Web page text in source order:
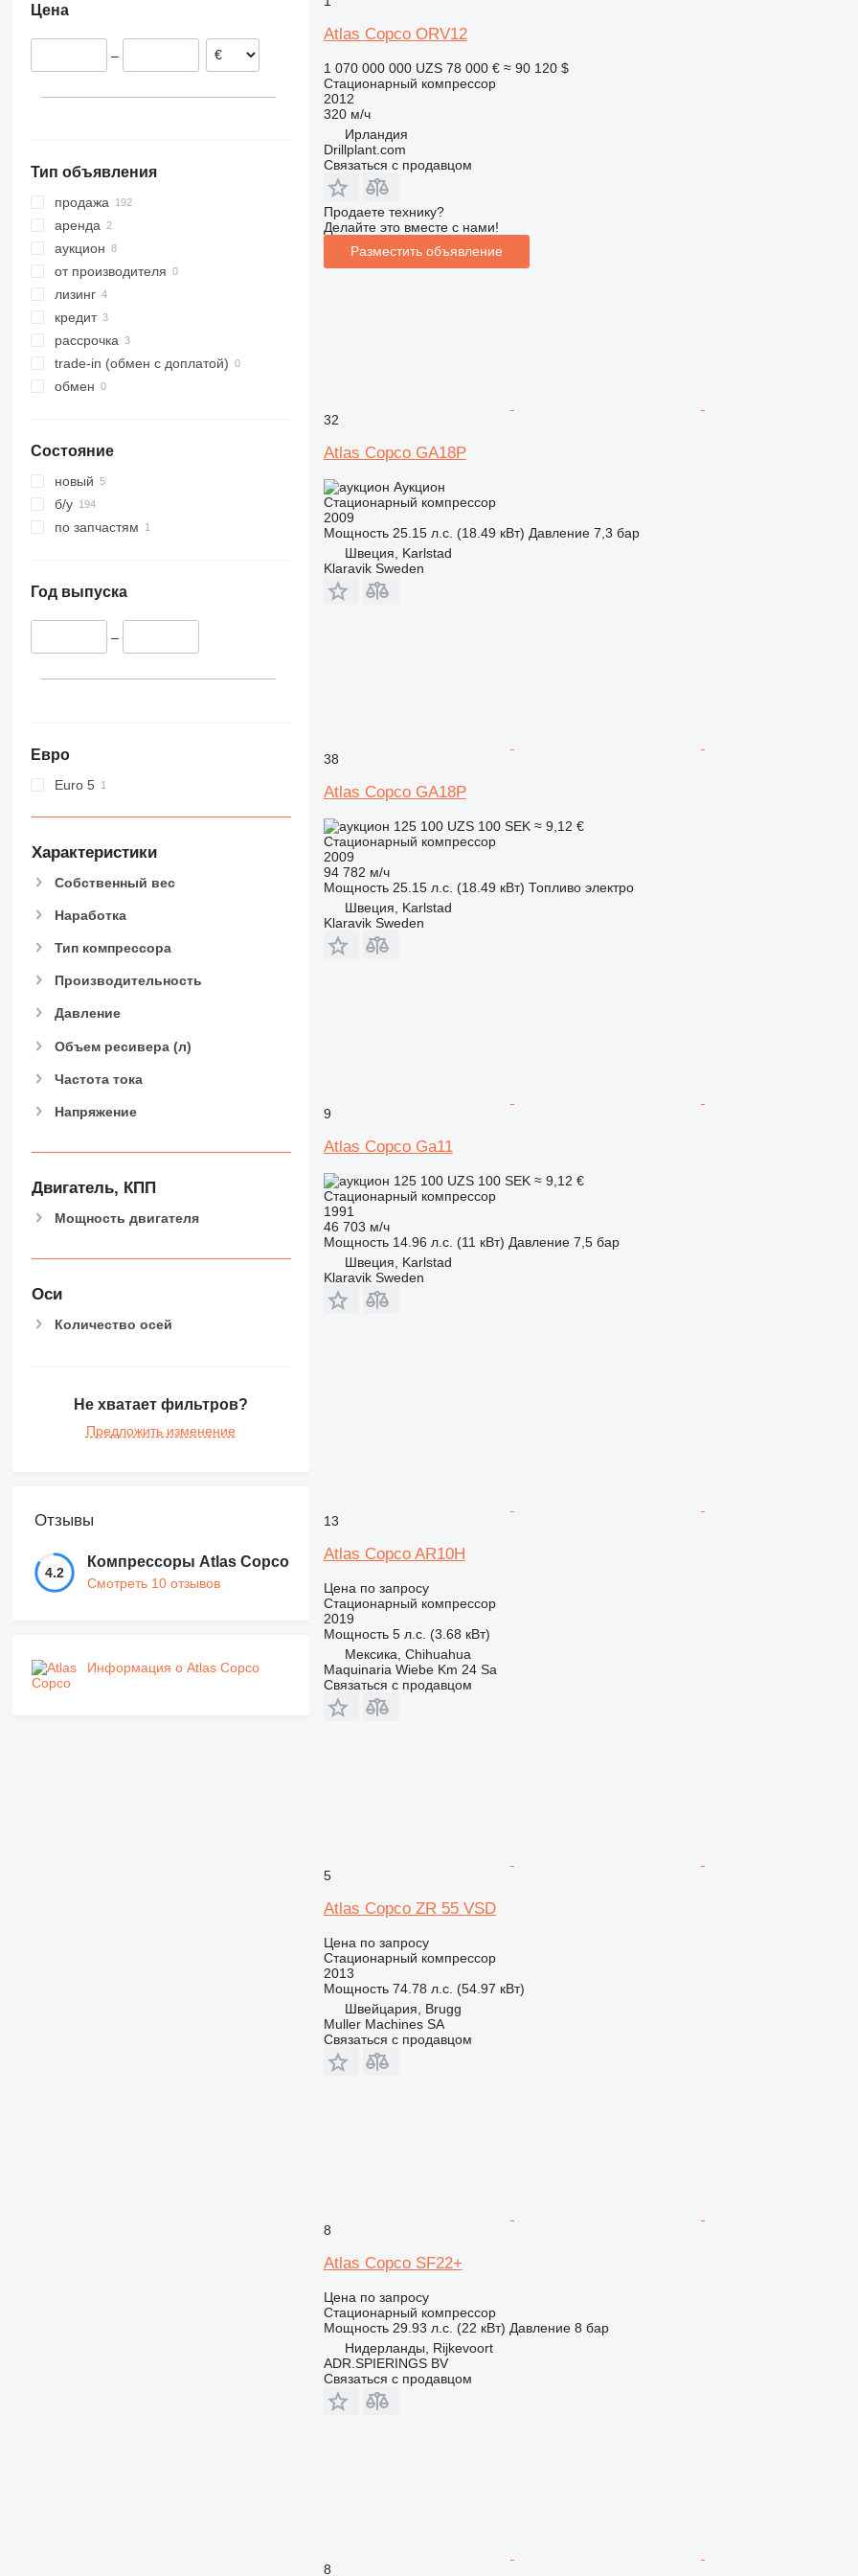
Испания
Португалия
Цена
–
Тип объявления
продажа
аренда
аукцион
от производителя
лизинг
кредит
рассрочка
trade-in (обмен с доплатой)
обмен
Состояние
новый
б/у
по запчастям
Год выпуска
–
Евро
Euro 5
Характеристики
Собственный вес
Наработка
Тип компрессора
Производительность
Давление
Объем ресивера (л)
Частота тока
Напряжение
Двигатель, КПП
Мощность двигателя
Оси
Количество осей
Не хватает фильтров?
Предложить изменение
Отзывы
4.2
Компрессоры Atlas Copco
Смотреть 10 отзывов
Информация о Atlas Copco
Atlas Copco ORV12
1 070 000 000 UZS 78 000 € ≈ 90 120 $
Стационарный компрессор
2012
320 м/ч
Ирландия
Drillplant.com
Связаться с продавцом
Продаете технику?
Делайте это вместе с нами!
Разместить объявление
32
Atlas Copco GA18P
Аукцион
Стационарный компрессор
2009
Мощность 25.15 л.с. (18.49 кВт) Давление 7,3 бар
Швеция, Karlstad
Klaravik Sweden
38
Atlas Copco GA18P
125 100 UZS 100 SEK ≈ 9,12 €
Стационарный компрессор
2009
94 782 м/ч
Мощность 25.15 л.с. (18.49 кВт) Топливо электро
Швеция, Karlstad
Klaravik Sweden
9
Atlas Copco Ga11
125 100 UZS 100 SEK ≈ 9,12 €
Стационарный компрессор
1991
46 703 м/ч
Мощность 14.96 л.с. (11 кВт) Давление 7,5 бар
Швеция, Karlstad
Klaravik Sweden
13
Atlas Copco AR10H
Цена по запросу
Стационарный компрессор
2019
Мощность 5 л.с. (3.68 кВт)
Мексика, Chihuahua
Maquinaria Wiebe Km 24 Sa
Связаться с продавцом
5
Atlas Copco ZR 55 VSD
Цена по запросу
Стационарный компрессор
2013
Мощность 74.78 л.с. (54.97 кВт)
Швейцария, Brugg
Muller Machines SA
Связаться с продавцом
8
Atlas Copco SF22+
Цена по запросу
Стационарный компрессор
Мощность 29.93 л.с. (22 кВт) Давление 8 бар
Нидерланды, Rijkevoort
ADR.SPIERINGS BV
Связаться с продавцом
8